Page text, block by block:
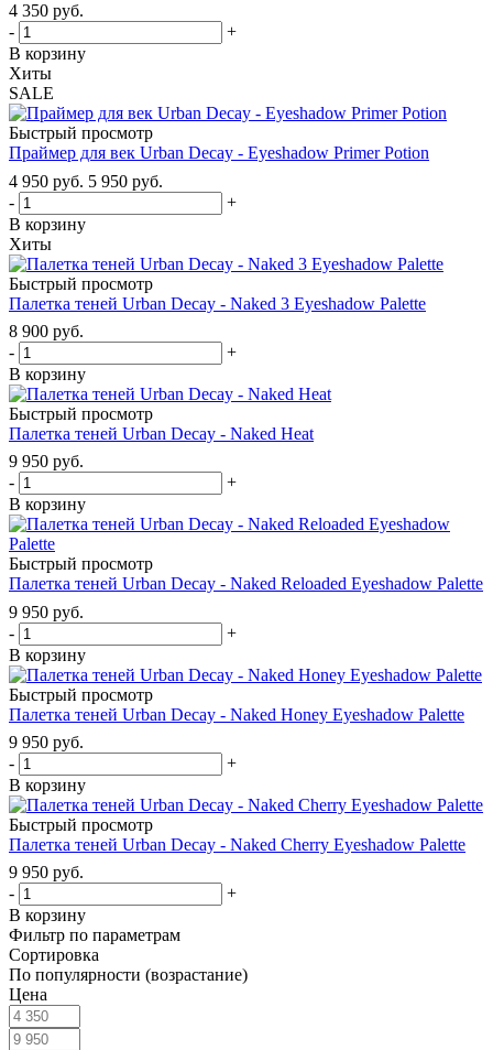
4 350 руб.
-
+
В корзину
Хиты
SALE
Быстрый просмотр
Праймер для век Urban Decay - Eyeshadow Primer Potion
4 950 руб. 5 950 руб.
-
+
В корзину
Хиты
Быстрый просмотр
Палетка теней Urban Decay - Naked 3 Eyeshadow Palette
8 900 руб.
-
+
В корзину
Быстрый просмотр
Палетка теней Urban Decay - Naked Heat
9 950 руб.
-
+
В корзину
Быстрый просмотр
Палетка теней Urban Decay - Naked Reloaded Eyeshadow Palette
9 950 руб.
-
+
В корзину
Быстрый просмотр
Палетка теней Urban Decay - Naked Honey Eyeshadow Palette
9 950 руб.
-
+
В корзину
Быстрый просмотр
Палетка теней Urban Decay - Naked Cherry Eyeshadow Palette
9 950 руб.
-
+
В корзину
Фильтр по параметрам
Сортировка
По популярности (возрастание)
Цена